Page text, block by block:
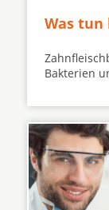
Was tun
Bakterien